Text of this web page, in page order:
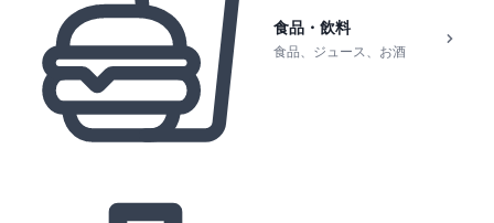
食品・飲料
食品、ジュース、お酒